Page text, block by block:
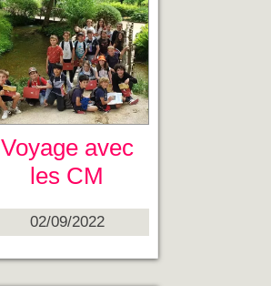
Voyage avec
les CM
02/09/2022